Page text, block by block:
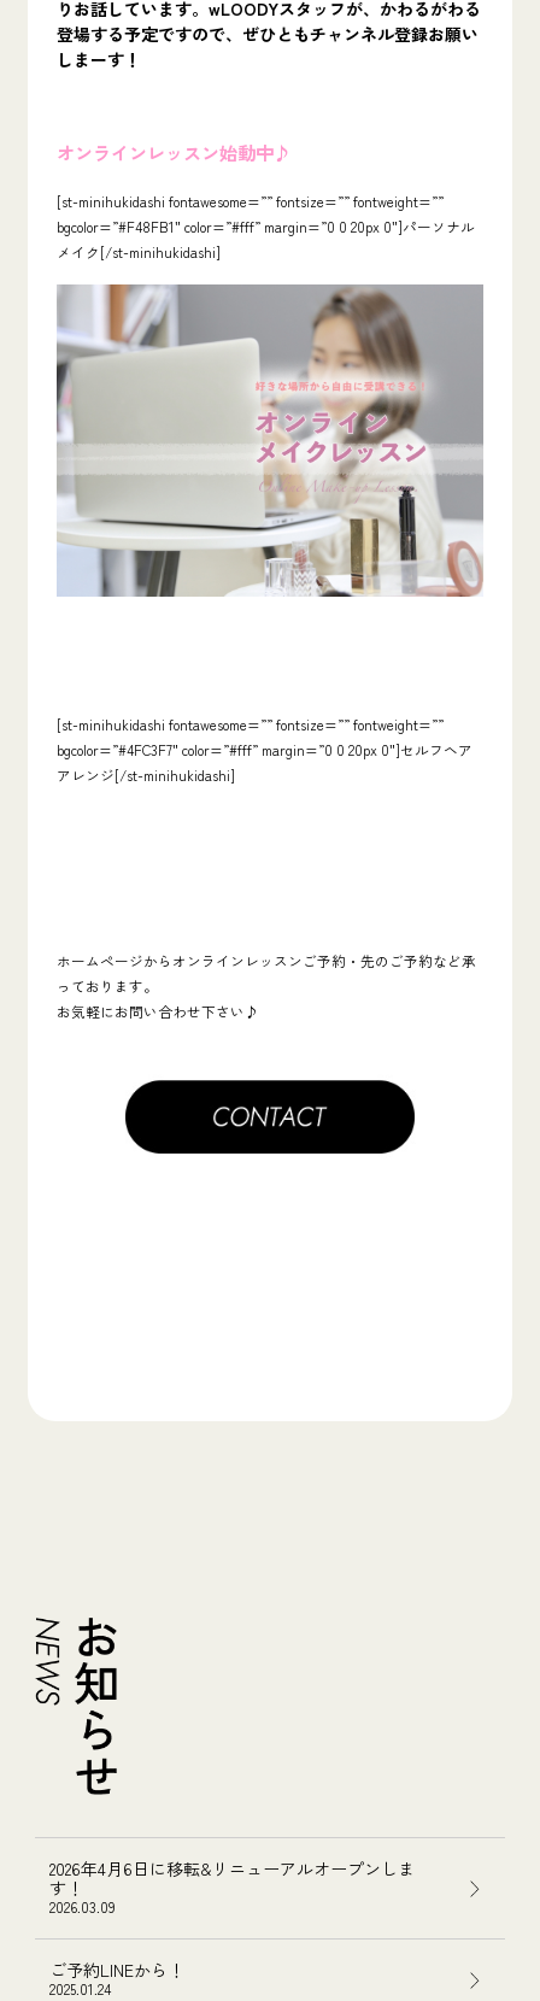
りお話しています。wLOODYスタッフが、かわるがわる
登場する予定ですので、ぜひともチャンネル登録お願い
しまーす！
オンラインレッスン始動中♪
[st-minihukidashi fontawesome=”” fontsize=”” fontweight=””
bgcolor=”#F48FB1″ color=”#fff” margin=”0 0 20px 0″]パーソナル
メイク[/st-minihukidashi]
[st-minihukidashi fontawesome=”” fontsize=”” fontweight=””
bgcolor=”#4FC3F7″ color=”#fff” margin=”0 0 20px 0″]セルフヘア
アレンジ[/st-minihukidashi]
ホームページからオンラインレッスンご予約・先のご予約など承
っております。
お気軽にお問い合わせ下さい♪
2026年4月6日に移転&リニューアルオープンしま
す！
2026.03.09
ご予約LINEから！
2025.01.24